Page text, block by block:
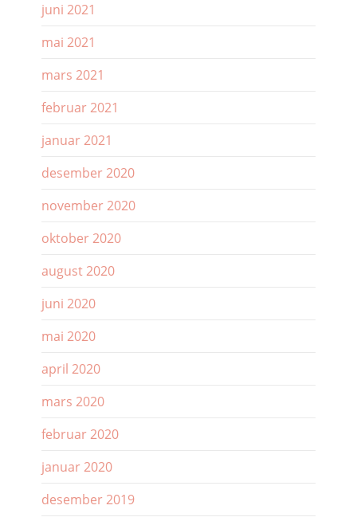
juni 2021
mai 2021
mars 2021
februar 2021
januar 2021
desember 2020
november 2020
oktober 2020
august 2020
juni 2020
mai 2020
april 2020
mars 2020
februar 2020
januar 2020
desember 2019